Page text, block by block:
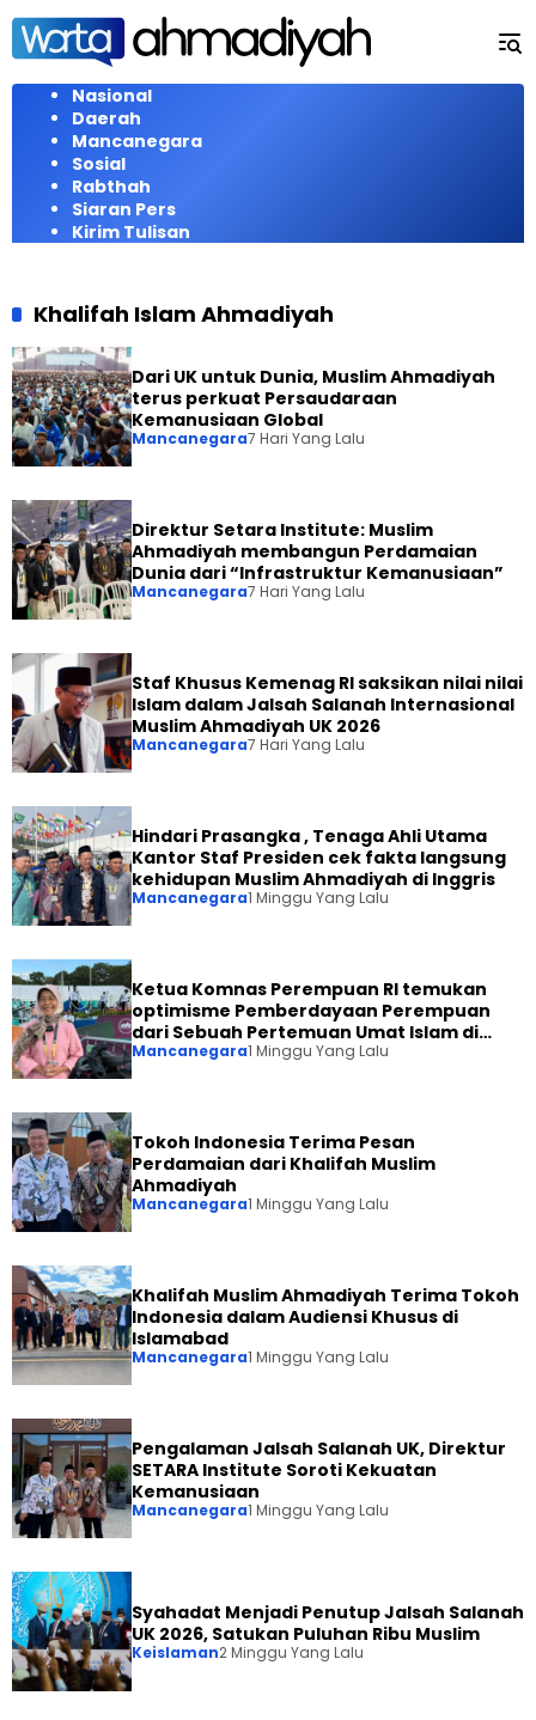
Langsung
konten
Nasional
Daerah
Mancanegara
Sosial
Rabthah
Siaran Pers
Kirim Tulisan
Khalifah Islam Ahmadiyah
Dari UK untuk Dunia, Muslim Ahmadiyah
terus perkuat Persaudaraan
Kemanusiaan Global
Mancanegara7 Hari Yang Lalu
Direktur Setara Institute: Muslim
Ahmadiyah membangun Perdamaian
Dunia dari “Infrastruktur Kemanusiaan”
Mancanegara7 Hari Yang Lalu
Staf Khusus Kemenag RI saksikan nilai nilai
Islam dalam Jalsah Salanah Internasional
Muslim Ahmadiyah UK 2026
Mancanegara7 Hari Yang Lalu
Hindari Prasangka , Tenaga Ahli Utama
Kantor Staf Presiden cek fakta langsung
kehidupan Muslim Ahmadiyah di Inggris
Mancanegara1 Minggu Yang Lalu
Ketua Komnas Perempuan RI temukan
optimisme Pemberdayaan Perempuan
dari Sebuah Pertemuan Umat Islam di
Inggris
Mancanegara1 Minggu Yang Lalu
Tokoh Indonesia Terima Pesan
Perdamaian dari Khalifah Muslim
Ahmadiyah
Mancanegara1 Minggu Yang Lalu
Khalifah Muslim Ahmadiyah Terima Tokoh
Indonesia dalam Audiensi Khusus di
Islamabad
Mancanegara1 Minggu Yang Lalu
Pengalaman Jalsah Salanah UK, Direktur
SETARA Institute Soroti Kekuatan
Kemanusiaan
Mancanegara1 Minggu Yang Lalu
Syahadat Menjadi Penutup Jalsah Salanah
UK 2026, Satukan Puluhan Ribu Muslim
Keislaman2 Minggu Yang Lalu